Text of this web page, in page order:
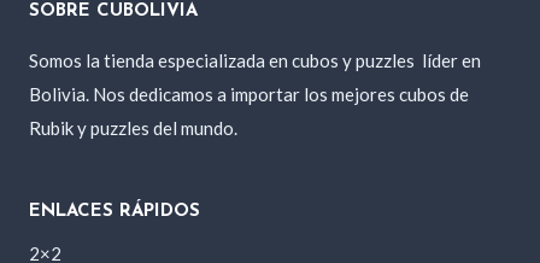
SOBRE CUBOLIVIA
Somos la tienda especializada en cubos y puzzles líder en
Bolivia. Nos dedicamos a importar los mejores cubos de
Rubik y puzzles del mundo.
ENLACES RÁPIDOS
2×2